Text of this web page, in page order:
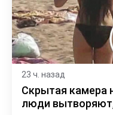
23 ч. назад
Скрытая камера
люди вытворяют,